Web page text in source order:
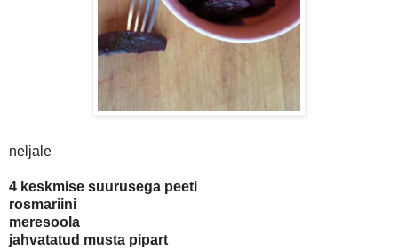
neljale
4 keskmise suurusega peeti
rosmariini
meresoola
jahvatatud musta pipart